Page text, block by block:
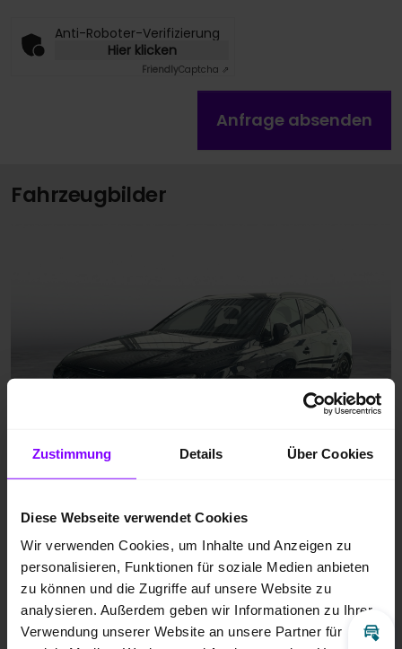
Zustimmung Details Über Cookies
Diese Webseite verwendet Cookies
Wir verwenden Cookies, um Inhalte und Anzeigen zu
personalisieren, Funktionen für soziale Medien anbieten
zu können und die Zugriffe auf unsere Website zu
analysieren. Außerdem geben wir Informationen zu Ihrer
Verwendung unserer Website an unsere Partner für
Anti-Roboter-Verifizierung
Hier klicken
FriendlyCaptcha ⇗
Anfrage absenden
Fahrzeugbilder